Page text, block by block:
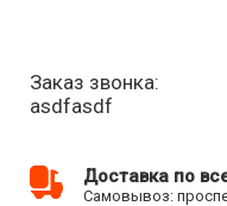
Заказ звонка:
asdfasdf
Доставка по
Самовывоз: